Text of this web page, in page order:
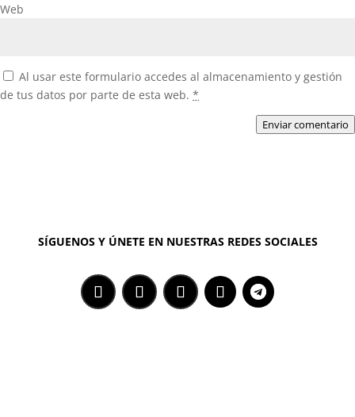
Web
Al usar este formulario accedes al almacenamiento y gestión
de tus datos por parte de esta web. *
Enviar comentario
SÍGUENOS Y ÚNETE EN NUESTRAS REDES SOCIALES